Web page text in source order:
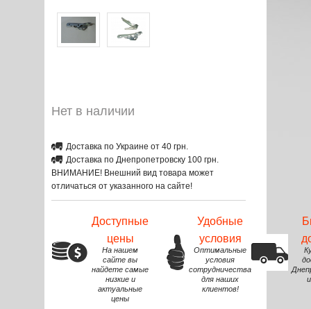
Нет в наличии
Доставка по Украине от 40 грн.
Доставка по Днепропетровску 100 грн.
ВНИМАНИЕ! Внешний вид товара может
отличаться от указанного на сайте!
Доступные
цены
На нашем
сайте вы
найдете самые
низкие и
актуальные
цены
Удобные
условия
Оптимальные
условия
сотрудничества
для наших
клиентов!